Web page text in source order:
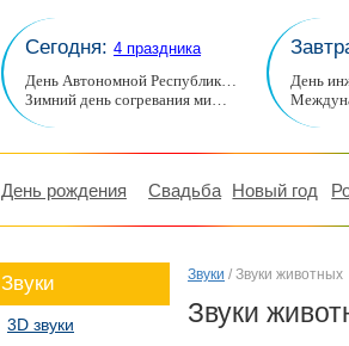
Сегодня: 4 праздника
День Автономной Республик…
Зимний день согревания ми…
День
День рождения Свадьба Новый год
Звуки
3D звуки
Звуки / Звуки животных
Звуки